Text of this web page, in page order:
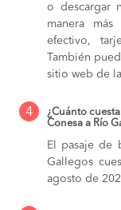
o descargar
manera
efectivo,
También
sitio web de
4
¿Cuánto
Conesa a Río
El pasaje de
Gallegos
agosto de